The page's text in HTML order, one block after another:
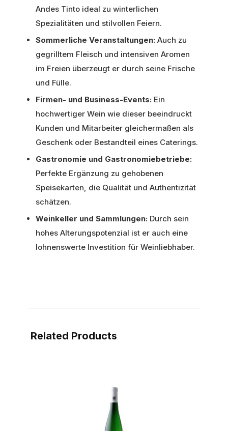
Andes Tinto ideal zu winterlichen
Spezialitäten und stilvollen Feiern.
Sommerliche Veranstaltungen: Auch zu
gegrilltem Fleisch und intensiven Aromen
im Freien überzeugt er durch seine Frische
und Fülle.
Firmen- und Business-Events: Ein
hochwertiger Wein wie dieser beeindruckt
Kunden und Mitarbeiter gleichermaßen als
Geschenk oder Bestandteil eines Caterings.
Gastronomie und Gastronomiebetriebe:
Perfekte Ergänzung zu gehobenen
Speisekarten, die Qualität und Authentizität
schätzen.
Weinkeller und Sammlungen: Durch sein
hohes Alterungspotenzial ist er auch eine
lohnenswerte Investition für Weinliebhaber.
Related Products